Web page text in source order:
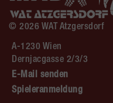
© 2026 WAT Atzgersdorf
A-1230 Wien
Dernjacgasse 2/3/3
E-Mail senden
Spieleranmeldung